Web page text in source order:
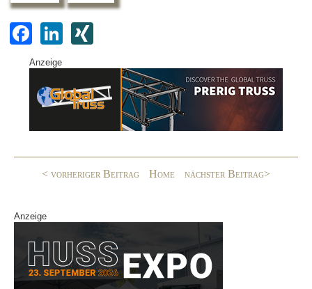
F
a
c
e
o
Li
k
e
G
Anzeige
< vorheriger Beitrag Home nächster Beitrag>
Anzeige